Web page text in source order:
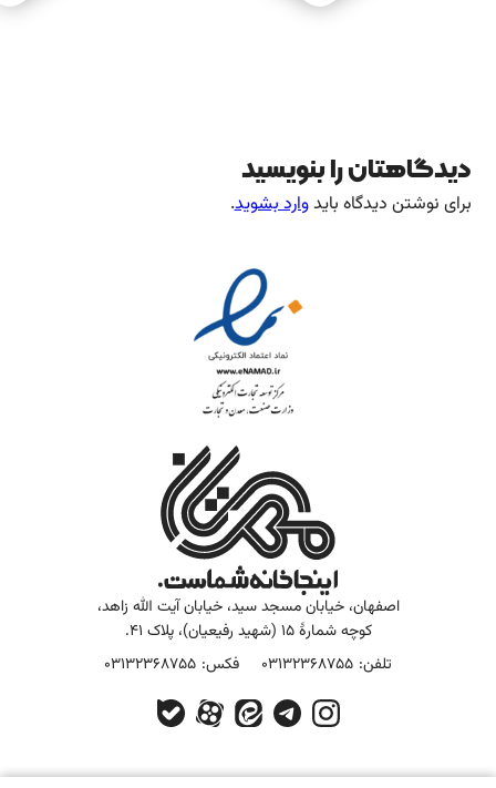
دیدگاهتان را بنویسید
برای نوشتن دیدگاه بایدوارد بشوید.
اصفهان، خیابان مسجد سید، خیابان آیت الله زاهد،
کوچه شمارۀ 15 (شهید رفیعیان)، پلاک 41.
تلفن: 03132368755 فکس: 03132368755